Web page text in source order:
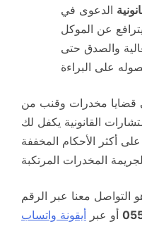
الدعوى في
عن الموكل
والصدق حتى
قضايا مخدرات وقنب من
القانونية يكفل لك
أكثر الأحكام المخففة
التواصل معنا عبر الرقم
أو عبر أيقونة واتساب